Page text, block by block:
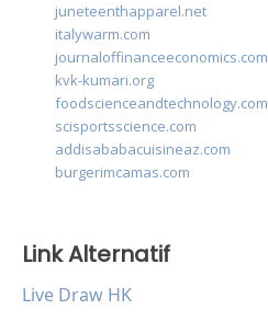
juneteenthapparel.net
italywarm.com
journaloffinanceeconomics.com
kvk-kumari.org
foodscienceandtechnology.com
scisportsscience.com
addisababacuisineaz.com
burgerimcamas.com
Link Alternatif
Live Draw HK